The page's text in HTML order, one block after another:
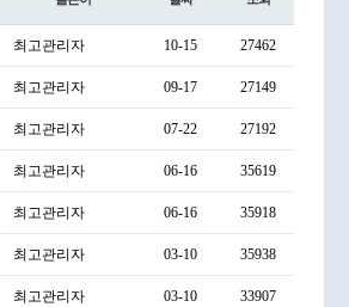
최고관리자 10-15 27462
최고관리자 09-17 27149
최고관리자 07-22 27192
최고관리자 06-16 35619
최고관리자 06-16 35918
최고관리자 03-10 35938
최고관리자 03-10 33907